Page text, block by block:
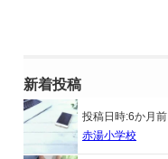
新着投稿
投稿日時:6か月前
赤湯小学校